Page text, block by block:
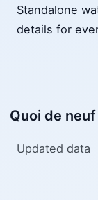
Standalone
details for
Quoi de
Updated data